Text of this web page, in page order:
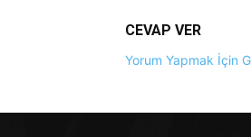
CEVAP VER
Yorum Yapmak İçin